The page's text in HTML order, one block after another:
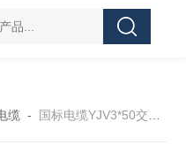
缆- 国标电缆YJV3*50交联电力电缆报价